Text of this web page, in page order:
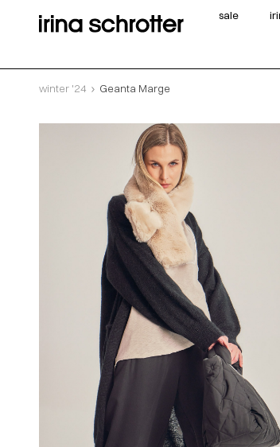
sale
winter '24 Geanta Marge